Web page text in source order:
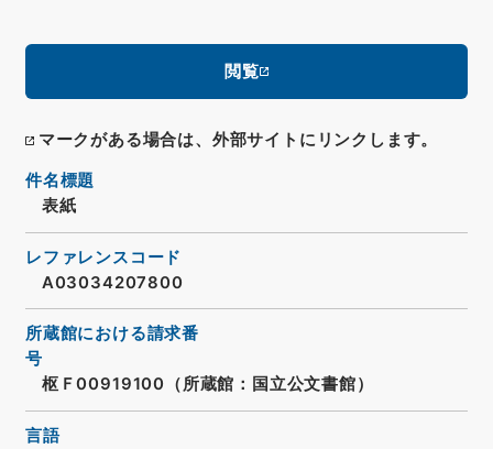
閲覧
マークがある場合は、外部サイトにリンクします。
件名標題
表紙
レファレンスコード
A03034207800
所蔵館における請求番
号
枢Ｆ00919100（所蔵館：国立公文書館）
言語